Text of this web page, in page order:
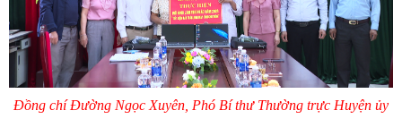
Đồng chí Đường Ngọc Xuyên, Phó Bí thư Thường trực Huyện ủy